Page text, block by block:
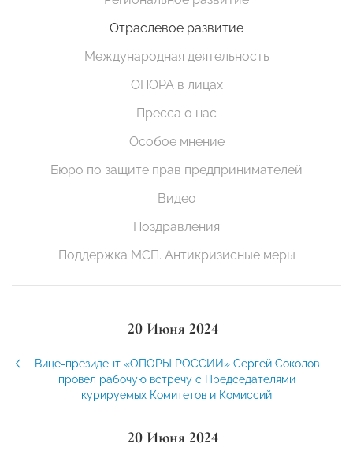
Отраслевое развитие
Международная деятельность
ОПОРА в лицах
Пресса о нас
Особое мнение
Бюро по защите прав предпринимателей
Видео
Поздравления
Поддержка МСП. Антикризисные меры
20 Июня 2024
Вице-президент «ОПОРЫ РОССИИ» Сергей Соколов
провел рабочую встречу с Председателями
курируемых Комитетов и Комиссий
20 Июня 2024